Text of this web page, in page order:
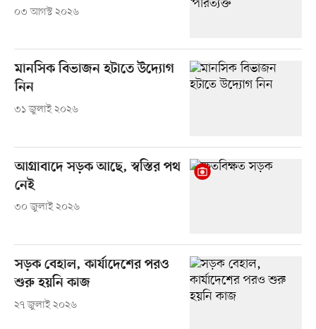
০৩ আগস্ট ২০২৬
মানসিক বিভাজন হটাতে উদ্যোগ
নিন
৩১ জুলাই ২০২৬
আগ্রাবাদে সড়ক আছে, স্বস্তির পথ
নেই
৩০ জুলাই ২০২৬
সড়ক বেহাল, কার্যাদেশের পরও
শুরু হয়নি কাজ
২৭ জুলাই ২০২৬